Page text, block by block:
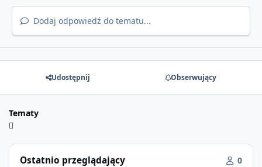
Dodaj odpowiedź do tematu...
Udostępnij Obserwujący
Tematy
Ostatnio przeglądający 0